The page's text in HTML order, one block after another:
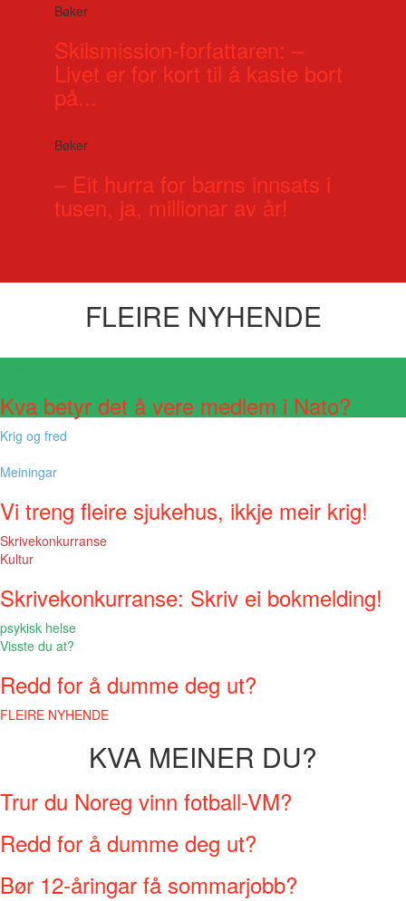
Bøker
Skilsmission-forfattaren: –
Livet er for kort til å kaste bort
på...
Bøker
– Eit hurra for barns innsats i
tusen, ja, millionar av år!
FLEIRE NYHENDE
Kva betyr det å vere medlem i Nato?
Krig og fred
Meiningar
Vi treng fleire sjukehus, ikkje meir krig!
Skrivekonkurranse
Kultur
Skrivekonkurranse: Skriv ei bokmelding!
psykisk helse
Visste du at?
Redd for å dumme deg ut?
FLEIRE NYHENDE
KVA MEINER DU?
Trur du Noreg vinn fotball-VM?
Redd for å dumme deg ut?
Bør 12-åringar få sommarjobb?